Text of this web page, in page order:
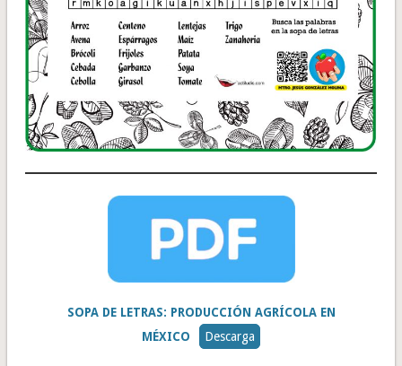
SOPA DE LETRAS: PRODUCCIÓN AGRÍCOLA EN
MÉXICO
Descarga